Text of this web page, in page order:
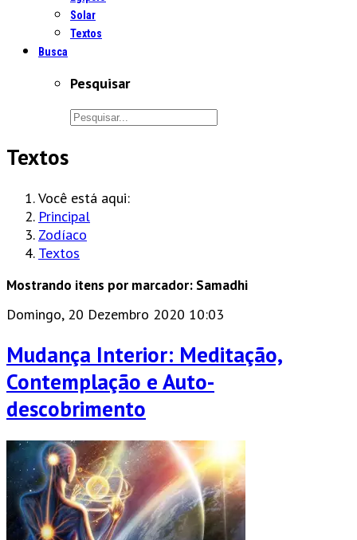
Solar
Textos
Busca
Pesquisar
Textos
Você está aqui:
Principal
Zodíaco
Textos
Mostrando itens por marcador: Samadhi
Domingo, 20 Dezembro 2020 10:03
Mudança Interior: Meditação,
Contemplação e Auto-
descobrimento